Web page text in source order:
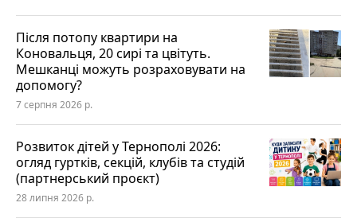
Після потопу квартири на
Коновальця, 20 сирі та цвітуть.
Мешканці можуть розраховувати на
допомогу?
7 серпня 2026 р.
Розвиток дітей у Тернополі 2026:
огляд гуртків, секцій, клубів та студій
(партнерський проєкт)
28 липня 2026 р.